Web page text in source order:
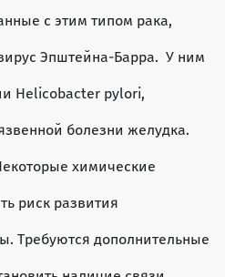
с этим типом рака,
Эпштейна-Барра. У ним
Helicobacter pylori,
болезни желудка.
химические
риск развития
Требуются дополнительные